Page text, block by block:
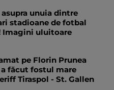
unuia dintre
stadioane de fotbal
Imagini uluitoare
pe Florin Prunea
a făcut fostul mare
Tiraspol - St. Gallen